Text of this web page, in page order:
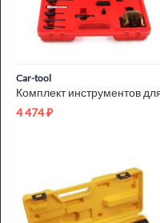
Car-tool
4 474₽